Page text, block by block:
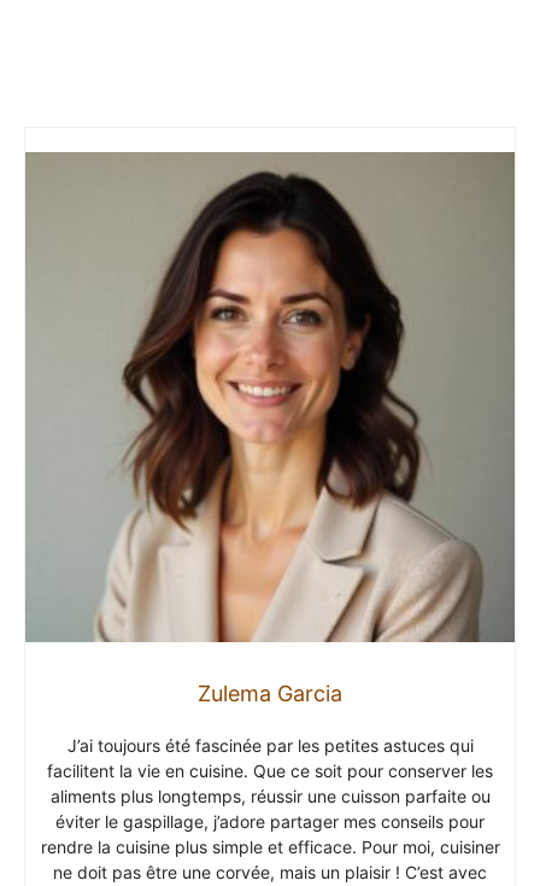
Zulema Garcia
J’ai toujours été fascinée par les petites astuces qui
facilitent la vie en cuisine. Que ce soit pour conserver les
aliments plus longtemps, réussir une cuisson parfaite ou
éviter le gaspillage, j’adore partager mes conseils pour
rendre la cuisine plus simple et efficace. Pour moi, cuisiner
ne doit pas être une corvée, mais un plaisir ! C’est avec